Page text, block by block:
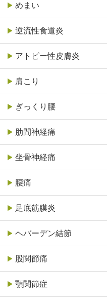
めまい
逆流性食道炎
アトピー性皮膚炎
肩こり
ぎっくり腰
肋間神経痛
坐骨神経痛
腰痛
足底筋膜炎
ヘバーデン結節
股関節痛
顎関節症